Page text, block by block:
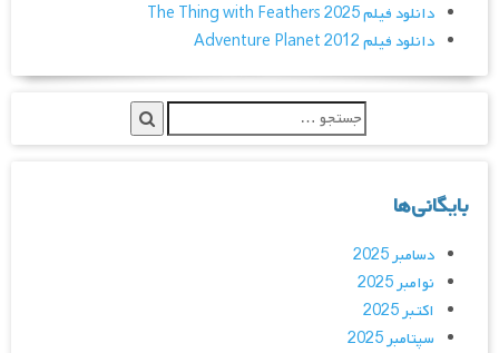
دانلود فیلم The Thing with Feathers 2025
دانلود فیلم Adventure Planet 2012
بایگانی‌ها
دسامبر 2025
نوامبر 2025
اکتبر 2025
سپتامبر 2025